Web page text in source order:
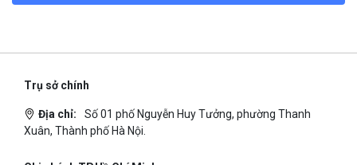
Trụ sở chính
Địa chỉ:
Số 01 phố Nguyễn Huy Tưởng, phường Thanh
Xuân, Thành phố Hà Nội.